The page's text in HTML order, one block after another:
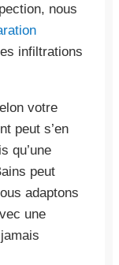
nous
infiltrations
votre
peut s’en
qu’une
peut
adaptons
une